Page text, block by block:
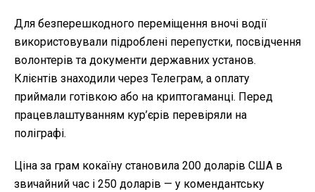
Для безперешкодного переміщення вночі водії
використовували підроблені перепустки, посвідчення
волонтерів та документи державних установ.
Клієнтів знаходили через Телеграм, а оплату
приймали готівкою або на криптогаманці. Перед
працевлаштуванням кур’єрів перевіряли на
поліграфі.
Ціна за грам кокаїну становила 200 доларів США в
звичайний час і 250 доларів — у комендантську